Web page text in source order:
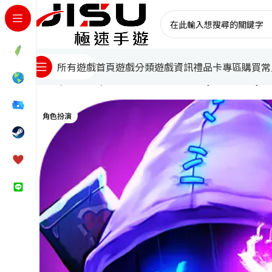
所有遊戲首頁遊戲分類遊戲資訊禮品卡專區購買
首頁
角色扮演